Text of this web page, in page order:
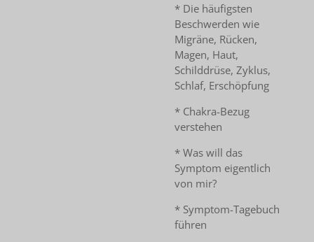
* Die häufigsten
Beschwerden wie
Migräne, Rücken,
Magen, Haut,
Schilddrüse, Zyklus,
Schlaf, Erschöpfung
* Chakra-Bezug
verstehen
* Was will das
Symptom eigentlich
von mir?
* Symptom-Tagebuch
führen